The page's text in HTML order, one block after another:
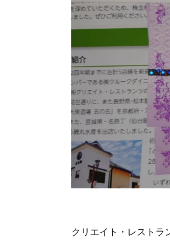
クリエイト・レストラ